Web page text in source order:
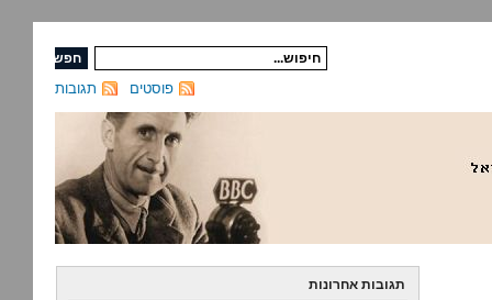
תגובות פוסטים
תגובות אחרונות